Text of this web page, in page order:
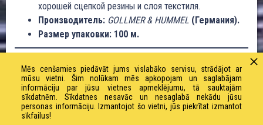
хорошей сцепкой резины и слоя текстиля.
Производитель: GOLLMER & HUMMEL (Германия).
Размер упаковки: 100 м.
Внутренний диаметр: 52 мм
Наружный диаметр: 56 мм
Рабочее / предельное давление: 16 / 50 бар
Mēs cenšamies piedāvāt jums vislabāko servisu, strādājot ar
mūsu vietni. Šim nolūkam mēs apkopojam un saglabājam
informāciju par jūsu vietnes apmeklējumu, tā sauktajām
sīkdatnēm. Sīkdatnes nesavāc un nesaglabā nekādu jūsu
personas informāciju. Izmantojot šo vietni, jūs piekrītat izmantot
sīkfailus!